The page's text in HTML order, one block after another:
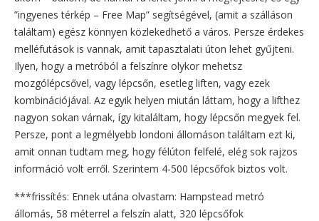
”ingyenes térkép – Free Map” segítségével, (amit a szálláson
találtam) egész könnyen közlekedhető a város. Persze érdekes
melléfutások is vannak, amit tapasztalati úton lehet gyűjteni.
Ilyen, hogy a metróból a felszínre olykor mehetsz
mozgólépcsővel, vagy lépcsőn, esetleg liften, vagy ezek
kombinációjával. Az egyik helyen miután láttam, hogy a lifthez
nagyon sokan várnak, így kitaláltam, hogy lépcsőn megyek fel.
Persze, pont a legmélyebb londoni állomáson találtam ezt ki,
amit onnan tudtam meg, hogy félúton felfelé, elég sok rajzos
információ volt erről. Szerintem 4-500 lépcsőfok biztos volt.
***frissítés: Ennek utána olvastam: Hampstead metró
állomás, 58 méterrel a felszín alatt, 320 lépcsőfok